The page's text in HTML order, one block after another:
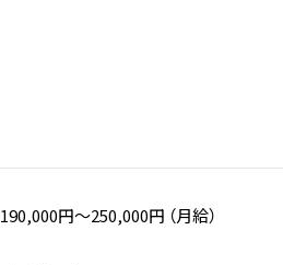
190,000円〜250,000円 （月給）